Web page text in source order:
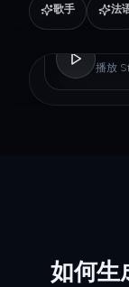
歌手 法
播放
如何